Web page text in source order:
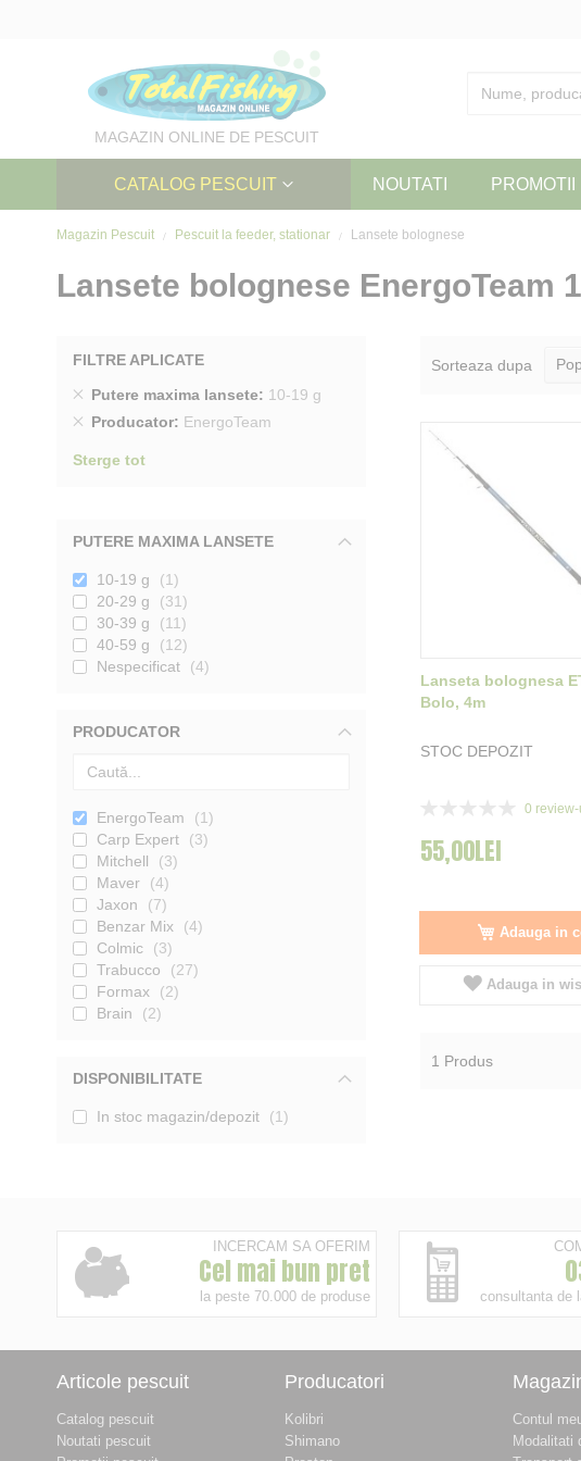
MAGAZIN ONLINE DE PESCUIT
CATALOG PESCUIT NOUTATI PROMOTII
Magazin Pescuit Pescuit la feeder, stationar Lansete bolognese
Lansete bolognese EnergoTeam
Sorteaza dupa
Lanseta bolognesa
Bolo, 4m
STOC DEPOZIT
0 review-
55,00LEI
Adauga in
Adauga in
1 Produs
FILTRE APLICATE
Putere maxima lansete
10-19 g
Sterge
produs
Producator EnergoTeam
Sterge
Sterge tot
PUTERE MAXIMA LANSETE
10-19 g
1
20-29 g
31
30-39 g
11
40-59 g
12
Nespecificat
4
PRODUCATOR
EnergoTeam
1
Carp Expert
3
Mitchell
3
Maver
4
Jaxon
7
Benzar Mix
4
Colmic
3
Trabucco
27
Formax
2
Brain
2
DISPONIBILITATE
In stoc magazin/depozit 1
INCERCAM SA OFERIM
Cel mai bun pret
la peste 70.000 de produse consultanta de
Articole pescuit
Catalog pescuit
Noutati pescuit
Producatori
Kolibri
Shimano
Contul
Modalitati